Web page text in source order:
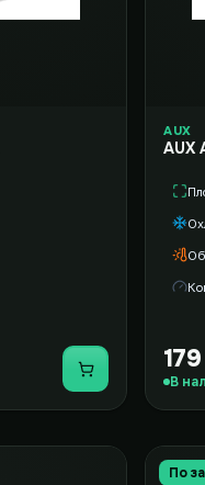
Купить
AUX
AUX
В
По